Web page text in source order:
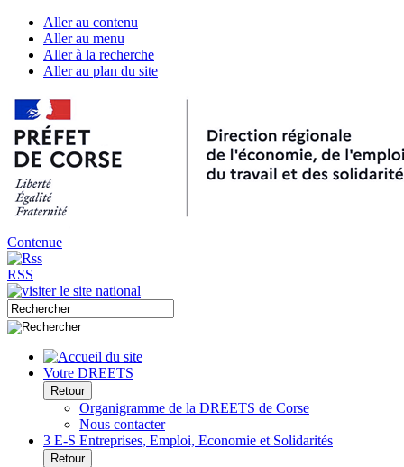
Aller au contenu
Aller au menu
Aller à la recherche
Aller au plan du site
Contenue
RSS
Votre DREETS
Retour
Organigramme de la DREETS de Corse
Nous contacter
3 E-S Entreprises, Emploi, Economie et Solidarités
Retour